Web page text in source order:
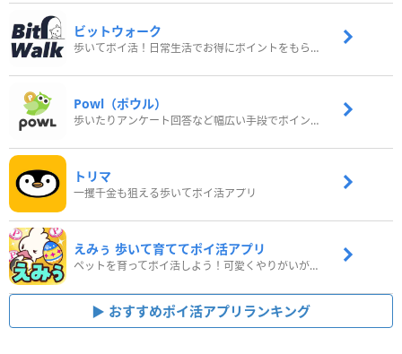
ビットウォーク
歩いてポイ活！日常生活でお得にポイントをもらおう
Powl（ポウル）
歩いたりアンケート回答など幅広い手段でポイントをゲット
トリマ
一攫千金も狙える歩いてポイ活アプリ
えみぅ 歩いて育ててポイ活アプリ
ペットを育ってポイ活しよう！可愛くやりがいがある新感覚アプリ
おすすめポイ活アプリランキング